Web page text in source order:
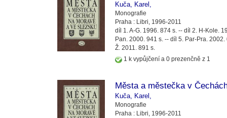
Kuča, Karel,
Monografie
Praha : Libri, 1996-2011
díl 1. A-G. 1996. 874 s. -- díl 2. H-Kole.
Pan. 2000. 941 s. -- díl 5. Par-Pra.
Ž. 2011. 891 s.
1 k vypůjčení a 0 prezenčně z 1
Města a městečka v
Kuča, Karel,
Monografie
Praha : Libri, 1996-2011